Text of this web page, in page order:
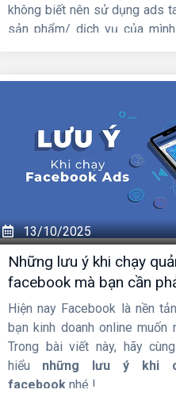
không biết nên sử dụng ads
sản phẩm/ dịch vụ của
cùng theo dõi nhá.
13/10/2025
Những lưu ý khi chạy
facebook mà bạn cần
Hiện nay Facebook là nền
bạn kinh doanh online muốn
Trong bài viết này, hãy cùng
hiểu những lưu ý khi
facebook nhé !